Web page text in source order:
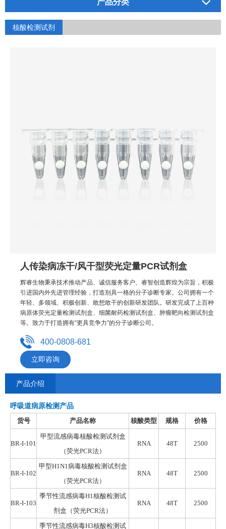
产品分类
核酸检测试剂
人传染病冻干/风干型荧光定量PCR试剂盒
辉睿生物秉承技术推动产品、诚信服务客户、睿智创造辉煌为宗旨，积极
引进国内外先进管理经验，打造别具一格的分子诊断专家。公司拥有一个
年轻、多领域、积极创新、敢想敢干的创新研发团队。研发完成了上百种
病原体荧光定量检测试剂盒、细菌耐药检测试剂盒、肿瘤靶向检测试剂盒
等。致力于打造拥有“更具竞争力”的分子诊断公司。
400-0808-681
立即咨询
产品介绍
呼吸道病原检测产品
货号 产品名称 核酸类型 规格 价格
BR-I-101
甲型流感病毒核酸检测试剂盒
（荧光PCR法）
RNA 48T 2500
BR-I-102
甲型H1N1病毒核酸检测试剂盒
（荧光PCR法）
RNA 48T 2500
BR-I-103
季节性流感病毒H1核酸检测试
剂盒 （荧光PCR法）
RNA 48T 2500
季节性流感病毒H3核酸检测试